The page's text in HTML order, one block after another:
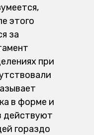
этого
за
при
в форме и
действуют
гораздо